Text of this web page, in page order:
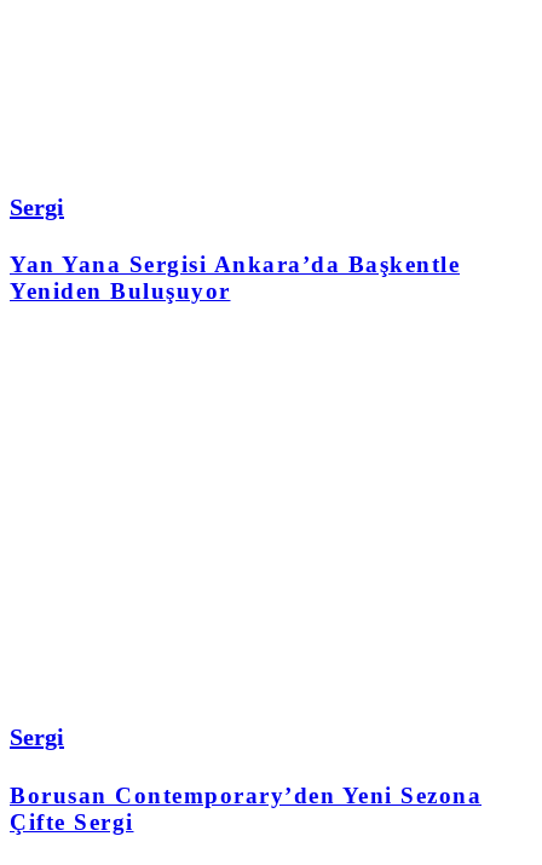
Sergi
Yan Yana Sergisi Ankara’da Başkentle
Yeniden Buluşuyor
Sergi
Borusan Contemporary’den Yeni Sezona
Çifte Sergi